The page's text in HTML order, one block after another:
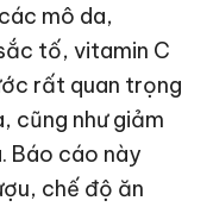
mô da,
tố, vitamin C
rất quan trọng
cũng như giảm
Báo cáo này
chế độ ăn